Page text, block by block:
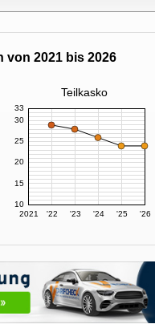
von 2021 bis 2026
Teilkasko
2021 '22 '23 '24 '25 '26
10
15
20
25
30
33